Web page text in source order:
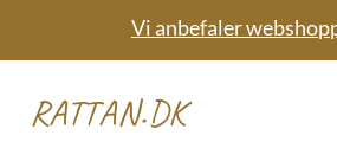
Vi anbefaler
RATTAN.DK